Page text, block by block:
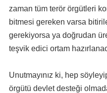
zaman tüm terör örgütleri
bitmesi gereken varsa
gerekiyorsa ya doğrudan
teşvik edici ortam
Unutmayınız ki, hep
örgütü devlet desteği